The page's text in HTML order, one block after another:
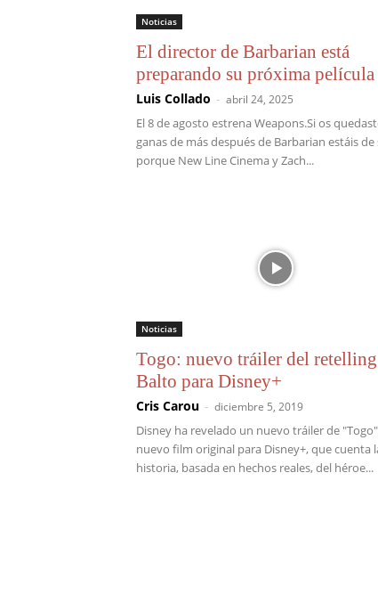
Noticias
El director de Barbarian está
preparando su próxima película
Luis Collado - abril 24, 2025
El 8 de agosto estrena Weapons.Si os
ganas de más después de Barbarian estáis
porque New Line Cinema y Zach...
Noticias
Togo: nuevo tráiler del
Balto para Disney+
Cris Carou - diciembre 5, 2019
Disney ha revelado un nuevo tráiler de
nuevo film original para Disney+, que cuenta
historia, basada en hechos reales, del héroe...